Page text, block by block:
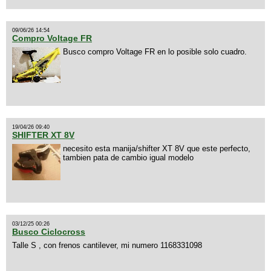
09/06/26 14:54
Compro Voltage FR
Busco compro Voltage FR en lo posible solo cuadro.
19/04/26 09:40
SHIFTER XT 8V
necesito esta manija/shifter XT 8V que este perfecto,
tambien pata de cambio igual modelo
03/12/25 00:26
Busco Ciclocross
Talle S , con frenos cantilever, mi numero 1168331098